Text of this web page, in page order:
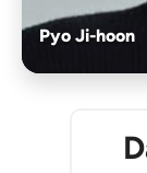
Pyo Ji-hoon